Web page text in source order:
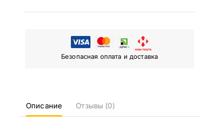
Безопасная оплата и доставка
Описание Отзывы (0)